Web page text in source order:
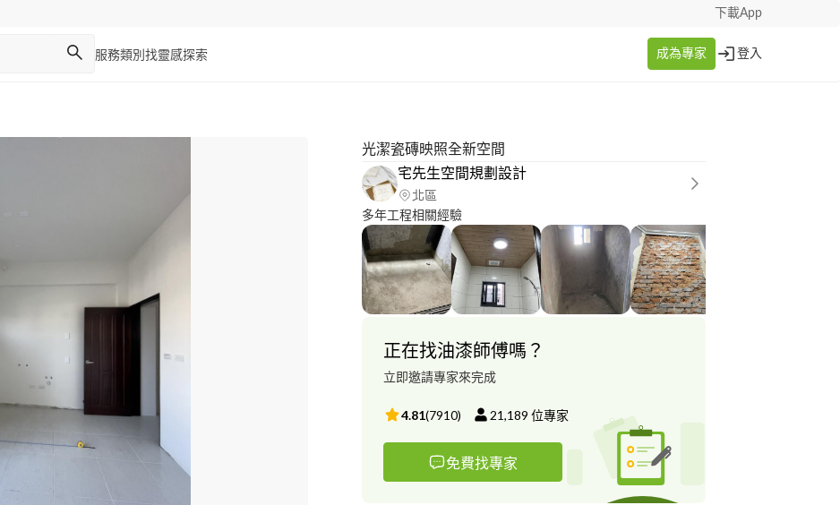
下載App
服務類別 找靈感探索 成為專家 登入
光潔瓷磚映照全新空間
宅先生空間規劃設計
北區
多年工程相關經驗
正在找油漆師傅嗎？
立即邀請專家來完成
4.81(7910) 21,189 位專家
免費找專家